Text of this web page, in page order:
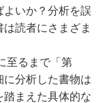
いか？分析を誤
読者にさまざま
至るまで「第
に分析した書物は
踏まえた具体的な